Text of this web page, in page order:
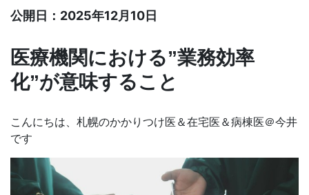
公開日：2025年12月10日
医療機関における”業務効率
化”が意味すること
こんにちは、札幌のかかりつけ医＆在宅医＆病棟医＠今井
です